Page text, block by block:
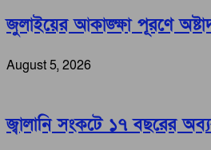
জুলাইয়ের আকাঙ্ক্ষা পূরণে
August 5, 2026
জ্বালানি সংকটে ১৭ বছরের